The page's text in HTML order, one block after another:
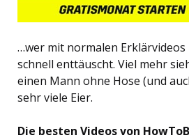
…wer mit normalen
schnell enttäuscht. Viel mehr
einen Mann ohne Hose (und
sehr viele Eier.
Die besten Videos von